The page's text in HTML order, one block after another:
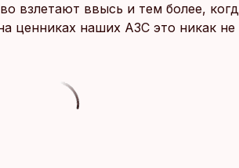
взлетают ввысь и тем более,
ценниках наших АЗС это никак не